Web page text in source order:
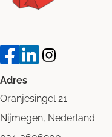
Adres
Oranjesingel 21
Nijmegen, Nederland